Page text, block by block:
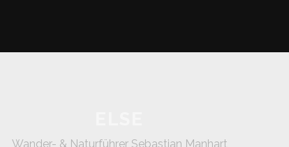
Wander- & Naturführer Sebastian Manhart